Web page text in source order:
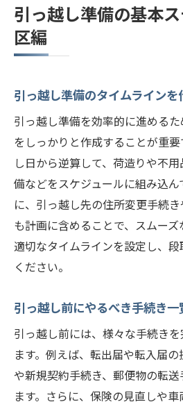
引っ越し準備の基本
区編
引っ越し準備のタイムラインを
引っ越し準備を効率的に進める
をしっかりと作成することが重
し日から逆算して、荷造りや不
備などをスケジュールに組み込
に、引っ越し先の住所変更手続
も計画に含めることで、スムーズ
適切なタイムラインを設定し、
ください。
引っ越し前にやるべき手続き一
引っ越し前には、様々な手続き
ます。例えば、転出届や転入届
や新規契約手続き、郵便物の転
ます。さらに、保険の見直しや